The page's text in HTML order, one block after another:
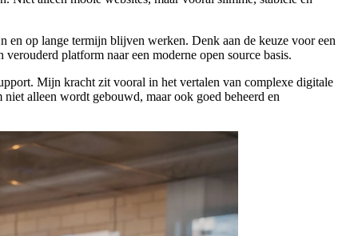
op lange termijn blijven werken. Denk aan de keuze voor een
platform naar een moderne open source basis.
Mijn kracht zit vooral in het vertalen van complexe digitale
alleen wordt gebouwd, maar ook goed beheerd en